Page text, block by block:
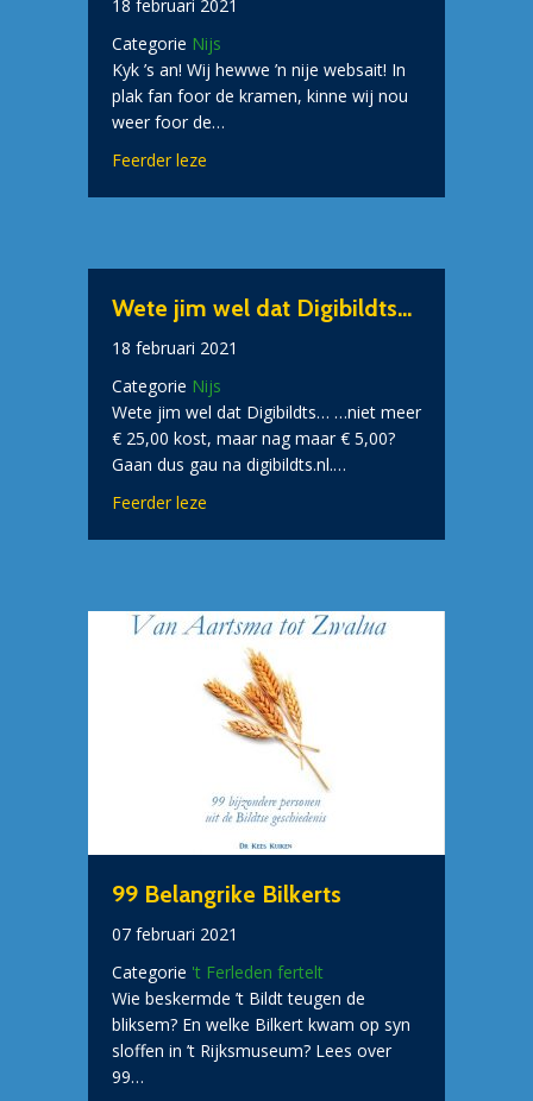
18 februari 2021
Categorie Nijs
Kyk ’s an! Wij hewwe ’n nije websait! In
plak fan foor de kramen, kinne wij nou
weer foor de…
Feerder leze
Wete jim wel dat Digibildts…
18 februari 2021
Categorie Nijs
Wete jim wel dat Digibildts… …niet meer
€ 25,00 kost, maar nag maar € 5,00?
Gaan dus gau na digibildts.nl.…
Feerder leze
99 Belangrike Bilkerts
07 februari 2021
Categorie 't Ferleden fertelt
Wie beskermde ’t Bildt teugen de
bliksem? En welke Bilkert kwam op syn
sloffen in ’t Rijksmuseum? Lees over
99…